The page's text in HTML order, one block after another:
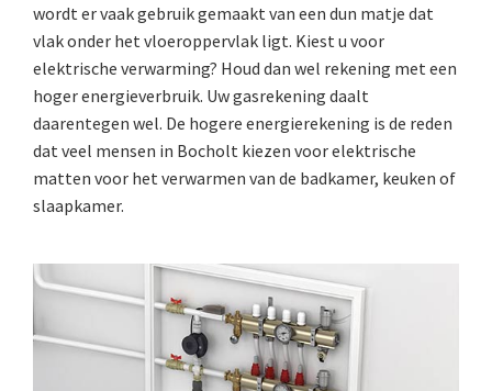
wordt er vaak gebruik gemaakt van een dun matje dat
vlak onder het vloeroppervlak ligt. Kiest u voor
elektrische verwarming? Houd dan wel rekening met een
hoger energieverbruik. Uw gasrekening daalt
daarentegen wel. De hogere energierekening is de reden
dat veel mensen in Bocholt kiezen voor elektrische
matten voor het verwarmen van de badkamer, keuken of
slaapkamer.